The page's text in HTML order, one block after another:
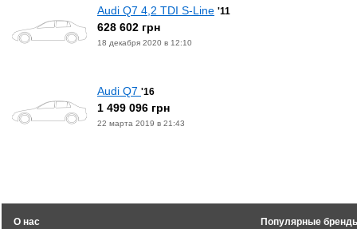
Audi Q7 4,2 TDI S-Line '11
628 602 грн
18 декабря 2020 в 12:10
Audi Q7 '16
1 499 096 грн
22 марта 2019 в 21:43
О нас Популярные